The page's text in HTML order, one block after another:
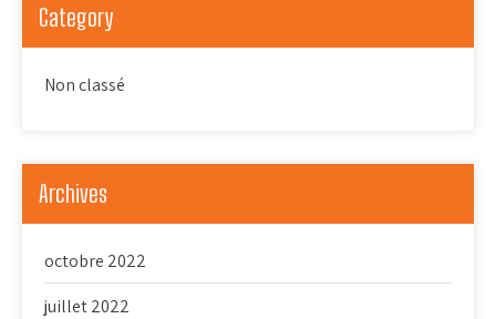
de
l’article
Category
Non classé
Archives
octobre 2022
juillet 2022